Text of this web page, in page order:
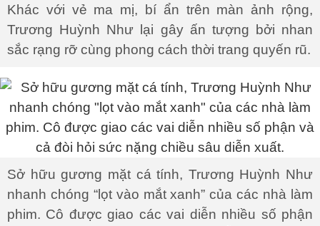
Khác với vẻ ma mị, bí ẩn trên màn ảnh rộng,
Trương Huỳnh Như lại gây ấn tượng bởi nhan
sắc rạng rỡ cùng phong cách thời trang quyến rũ.
Sở hữu gương mặt cá tính, Trương Huỳnh Như
nhanh chóng “lọt vào mắt xanh” của các nhà làm
phim. Cô được giao các vai diễn nhiều số phận